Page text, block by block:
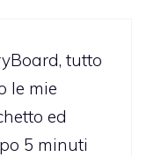
tutto
le mie
ed
5 minuti